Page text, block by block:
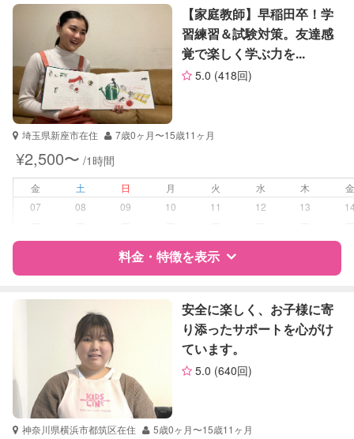
特徴 料金 レビュー
サポートの特徴
資格
企業型割引対象(旧内閣府補助対象)
自治体届出済ベビーシッター
保育士
幼稚園教諭
受験対策 なし
算数
英語
【家庭教師】早稲田卒！学
習練習＆試験対策。友達感
覚で楽しく学ぶ力を...
5.0 (418回)
埼玉県新座市在住 7歳0ヶ月〜15歳11ヶ月
¥2,500〜 /1時間
金 土 日 月 火 水 木
07
08 09 10 11 12 13
料金・特徴を表示
特徴 料金 レビュー
サポートの特徴
資格
受験対策 なし
安全に楽しく、お子様に寄
り添ったサポートを心がけ
ています。
5.0 (640回)
神奈川県横浜市都筑区在住 5歳0ヶ月〜15歳11ヶ月